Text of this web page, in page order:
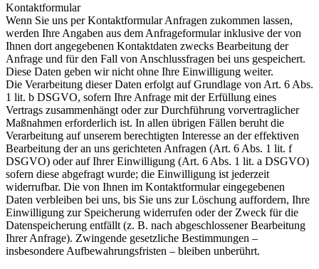
Kontaktformular
Wenn Sie uns per Kontaktformular Anfragen zukommen lassen,
werden Ihre Angaben aus dem Anfrageformular inklusive der von
Ihnen dort angegebenen Kontaktdaten zwecks Bearbeitung der
Anfrage und für den Fall von Anschlussfragen bei uns gespeichert.
Diese Daten geben wir nicht ohne Ihre Einwilligung weiter.
Die Verarbeitung dieser Daten erfolgt auf Grundlage von Art. 6 Abs.
1 lit. b DSGVO, sofern Ihre Anfrage mit der Erfüllung eines
Vertrags zusammenhängt oder zur Durchführung vorvertraglicher
Maßnahmen erforderlich ist. In allen übrigen Fällen beruht die
Verarbeitung auf unserem berechtigten Interesse an der effektiven
Bearbeitung der an uns gerichteten Anfragen (Art. 6 Abs. 1 lit. f
DSGVO) oder auf Ihrer Einwilligung (Art. 6 Abs. 1 lit. a DSGVO)
sofern diese abgefragt wurde; die Einwilligung ist jederzeit
widerrufbar. Die von Ihnen im Kontaktformular eingegebenen
Daten verbleiben bei uns, bis Sie uns zur Löschung auffordern, Ihre
Einwilligung zur Speicherung widerrufen oder der Zweck für die
Datenspeicherung entfällt (z. B. nach abgeschlossener Bearbeitung
Ihrer Anfrage). Zwingende gesetzliche Bestimmungen –
insbesondere Aufbewahrungsfristen – bleiben unberührt.